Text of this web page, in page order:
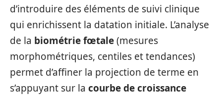
d’introduire des éléments de suivi clinique
qui enrichissent la datation initiale. L’analyse
de la biométrie fœtale(mesures
morphométriques, centiles et tendances)
permet d’affiner la projection de terme en
s’appuyant sur la courbe de croissance